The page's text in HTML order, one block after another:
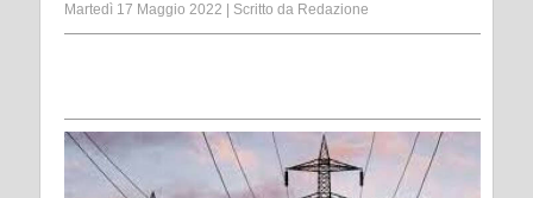
Martedì 17 Maggio 2022 Scritto da Redazione